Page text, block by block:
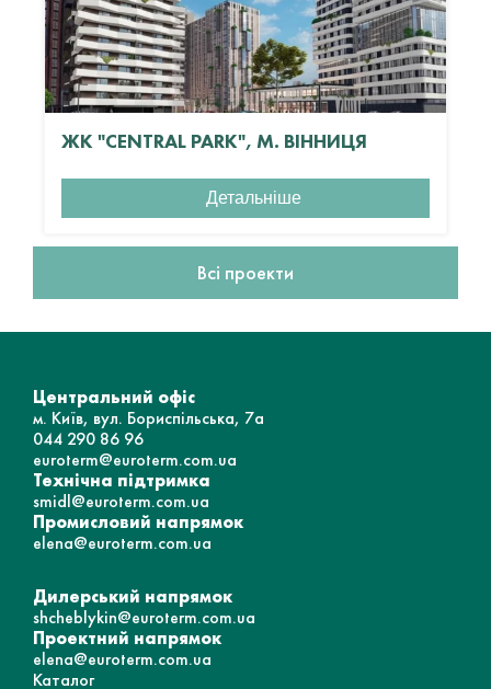
ЖК "CENTRAL PARK", М. ВІННИЦЯ
Детальніше
Всі проекти
Центральний офіс
м. Київ, вул. Бориспільська, 7а
044 290 86 96
euroterm@euroterm.com.ua
Технічна підтримка
smidl@euroterm.com.ua
Промисловий напрямок
elena@euroterm.com.ua
Дилерський напрямок
shcheblykin@euroterm.com.ua
Проектний напрямок
elena@euroterm.com.ua
Каталог